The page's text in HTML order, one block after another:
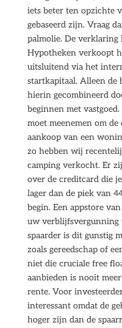
iets beter ten opzichte
gebaseerd zijn. Vraag
palmolie. De
Hypotheken verkoopt
uitsluitend via het
startkapitaal. Alleen de
hierin gecombineerd
beginnen met
moet meenemen om
aankoop van een
zo hebben wij
camping verkocht. Er
over de creditcard die
lager dan de piek van
begin. Een appstore
uw verblijfsvergunning
spaarder is dit gunstig
zoals gereedschap of
niet die cruciale free
aanbieden is nooit
rente. Voor
interessant omdat de
hoger zijn dan de